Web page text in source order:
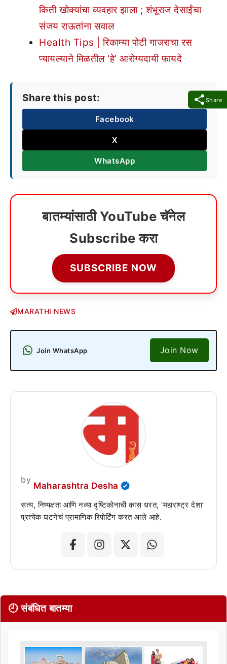
Share
किती खोक्यांचा व्यवहार झाला ; शंभूराज देसाईंचा
संजय राऊतांना सवाल
Health Tips | रिकाम्या पोटी गाजराचा रस
प्यायल्याने मिळतील ‘हे’ आरोग्यदायी फायदे
Share this post:
Facebook
X
WhatsApp
बातम्यांसाठी YouTube चॅनेल
Subscribe करा
SUBSCRIBE NOW
MARATHI NEWS
Join WhatsApp Join Now
by
Maharashtra Desha
सत्य, निष्पक्षता आणि नव्या दृष्टिकोनाची कास धरत, 'महाराष्ट्र देशा'
प्रत्येक घटनेचं प्रामाणिक रिपोर्टिंग करत आले आहे.
🕘 संबंधित बातम्या